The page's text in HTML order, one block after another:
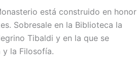
está construido en honor
Sobresale en la Biblioteca la
Tibaldi y en la que se
y la Filosofía.